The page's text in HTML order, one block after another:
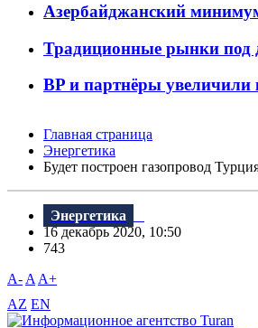
Азербайджанский
Традиционные рынки под
BP и партнёры
Главная страница
Энергетика
Будет построен газопровод
Энергетика
16 декабрь 2020, 10:50
743
A- A A+
AZ EN